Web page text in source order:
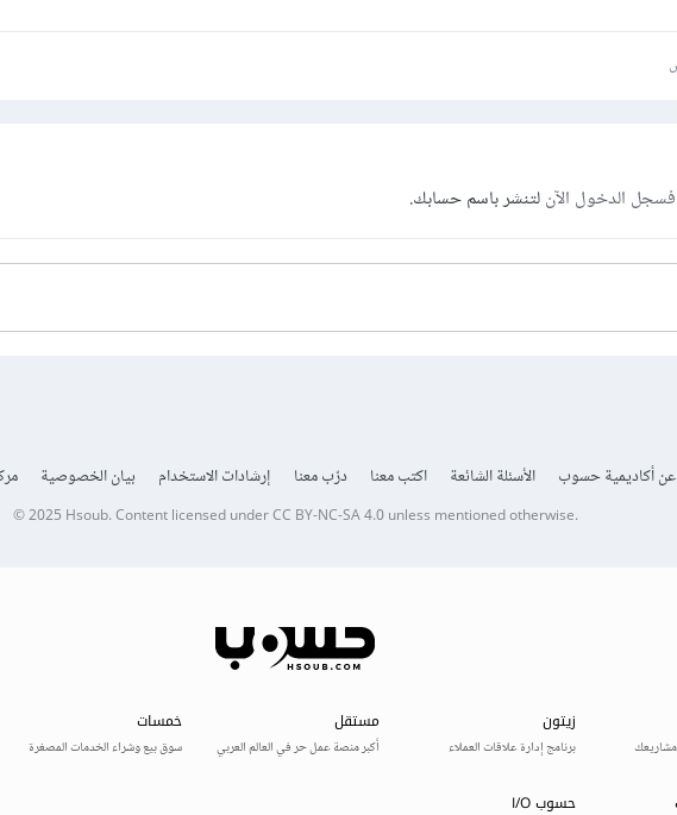
فسجل الدخول الآنلتنشر باسم حسابك.
عن أكاديمية حسوب الأسئلة الشائعة اكتب معنا درّب معنا إرشادات الاستخدام بيان الخصوصية
© 2025 Hsoub.Content licensed underCC BY-NC-SA 4.0unless mentioned otherwise.